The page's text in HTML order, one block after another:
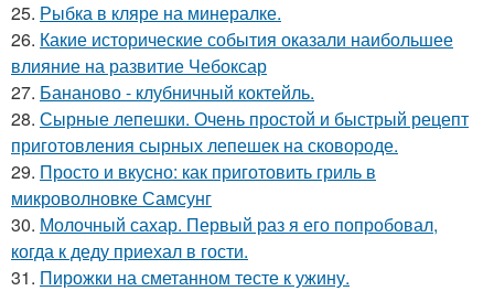
25. Рыбка в кляре на минералке.
26. Какие исторические события оказали наибольшее
влияние на развитие Чебоксар
27. Бананово - клубничный коктейль.
28. Сырные лепешки. Очень простой и быстрый рецепт
приготовления сырных лепешек на сковороде.
29. Просто и вкусно: как приготовить гриль в
микроволновке Самсунг
30. Молочный сахар. Первый раз я его попробовал,
когда к деду приехал в гости.
31. Пирожки на сметанном тесте к ужину.